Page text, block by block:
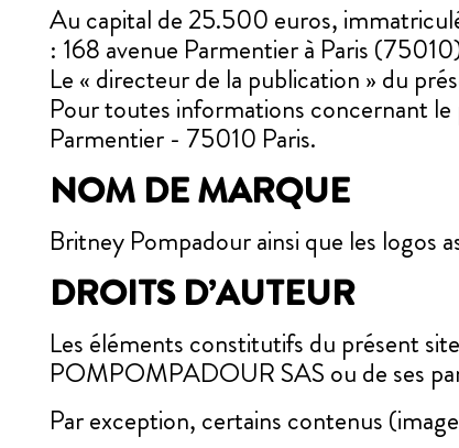
Au capital de 25.500 euros,
: 168 avenue Parmentier à Paris
Le « directeur de la publication » du
Pour toutes informations concernant le
Parmentier - 75010 Paris.
NOM DE MARQUE
Britney Pompadour ainsi que les logos
DROITS D’AUTEUR
Les éléments constitutifs du présent
POMPOMPADOUR SAS ou de ses
Par exception, certains contenus